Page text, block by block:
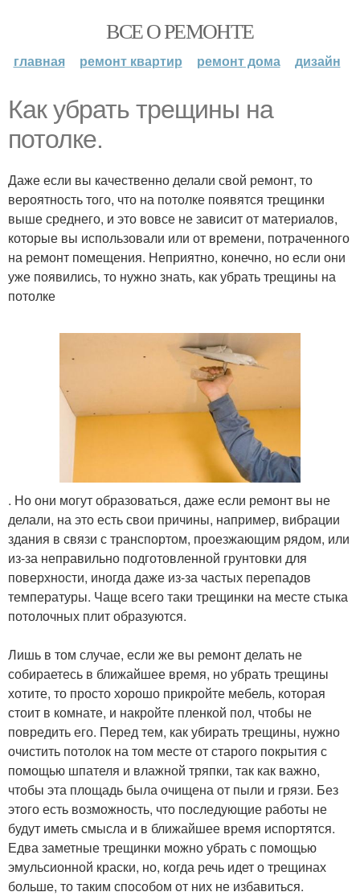
ВСЕ О РЕМОНТЕ
главная ремонт квартир ремонт дома дизайн
Как убрать трещины на
потолке.
Даже если вы качественно делали свой ремонт, то
вероятность того, что на потолке появятся трещинки
выше среднего, и это вовсе не зависит от материалов,
которые вы использовали или от времени, потраченного
на ремонт помещения. Неприятно, конечно, но если они
уже появились, то нужно знать, как убрать трещины на
потолке
. Но они могут образоваться, даже если ремонт вы не
делали, на это есть свои причины, например, вибрации
здания в связи с транспортом, проезжающим рядом, или
из-за неправильно подготовленной грунтовки для
поверхности, иногда даже из-за частых перепадов
температуры. Чаще всего таки трещинки на месте стыка
потолочных плит образуются.
Лишь в том случае, если же вы ремонт делать не
собираетесь в ближайшее время, но убрать трещины
хотите, то просто хорошо прикройте мебель, которая
стоит в комнате, и накройте пленкой пол, чтобы не
повредить его. Перед тем, как убирать трещины, нужно
очистить потолок на том месте от старого покрытия с
помощью шпателя и влажной тряпки, так как важно,
чтобы эта площадь была очищена от пыли и грязи. Без
этого есть возможность, что последующие работы не
будут иметь смысла и в ближайшее время испортятся.
Едва заметные трещинки можно убрать с помощью
эмульсионной краски, но, когда речь идет о трещинах
больше, то таким способом от них не избавиться.